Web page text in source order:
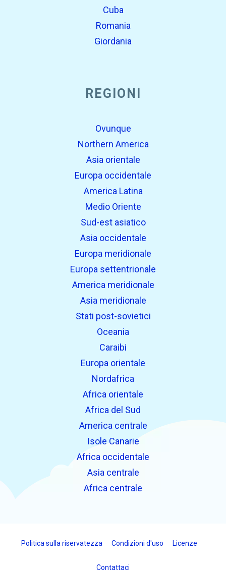
Cuba
Romania
Giordania
REGIONI
Ovunque
Northern America
Asia orientale
Europa occidentale
America Latina
Medio Oriente
Sud-est asiatico
Asia occidentale
Europa meridionale
Europa settentrionale
America meridionale
Asia meridionale
Stati post-sovietici
Oceania
Caraibi
Europa orientale
Nordafrica
Africa orientale
Africa del Sud
America centrale
Isole Canarie
Africa occidentale
Asia centrale
Africa centrale
Politica sulla riservatezza Condizioni d'uso Licenze
Contattaci